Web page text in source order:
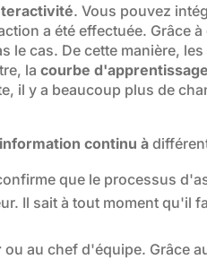
. Vous pouvez
a été effectuée. Grâce
le cas. De cette manière,
lacourbe
il y a beaucoup plus de
continu à
que le processus
Il sait à tout moment qu'il
ou au chef d'équipe. Grâce